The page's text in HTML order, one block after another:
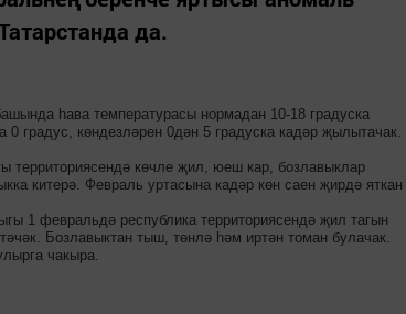
да.
һава температурасы нормадан 10-18 градуска
градус, көндезләрен 0дән 5 градуска кадәр җылытачак.
көчле җил, юеш кар, бозлавыклар
китерә. Февраль уртасына кадәр көн саен җирдә яткан
1 февральдә республика территориясендә җил тагын
Бозлавыктан тыш, төнлә һәм иртән томан булачак.
чакыра.